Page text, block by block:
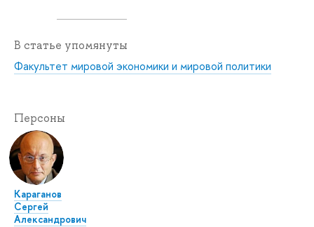
В статье упомянуты
Факультет мировой экономики и мировой политики
Персоны
Караганов
Сергей
Александрович